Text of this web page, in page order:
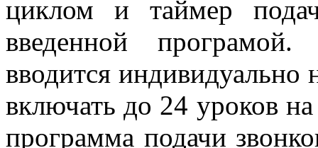
циклом и таймер
введенной
вводится
включать до 24 уроков
программа подачи